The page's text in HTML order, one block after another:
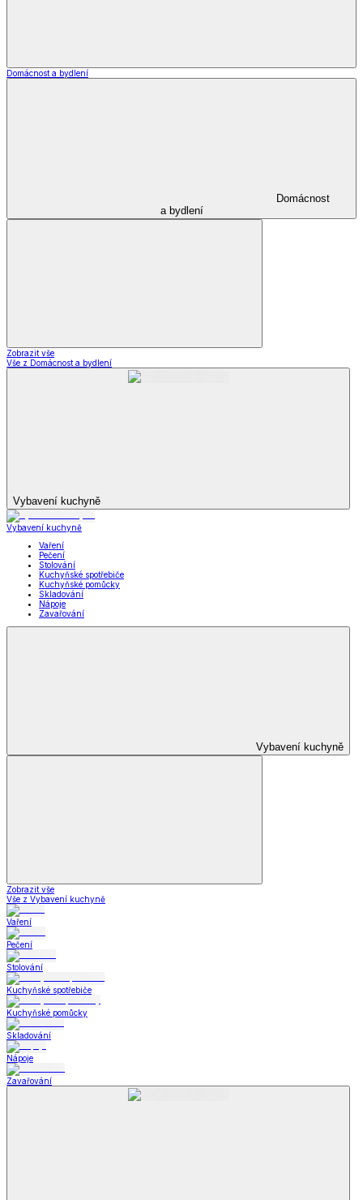
Domácnost a bydlení
Domácnost
a bydlení
Zobrazit vše
Vše z Domácnost a bydlení
Vybavení kuchyně
Vybavení kuchyně
Vaření
Pečení
Stolování
Kuchyňské spotřebiče
Kuchyňské pomůcky
Skladování
Nápoje
Zavařování
Vybavení kuchyně
Zobrazit vše
Vše z Vybavení kuchyně
Vaření
Pečení
Stolování
Kuchyňské spotřebiče
Kuchyňské pomůcky
Skladování
Nápoje
Zavařování